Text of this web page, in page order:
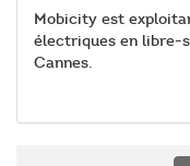
Mobicity est
électriques en libre-
Cannes.